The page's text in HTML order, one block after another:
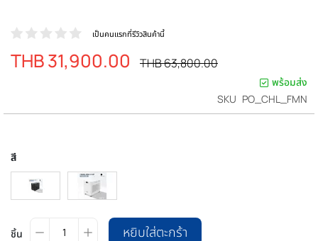
เป็นคนแรกที่รีวิวสินค้านี้
ราคา
THB 31,900.00
ราคา
THB 63,800.00
พร้อมส่ง
SKU PO_CHL_FMN
สี
ชิ้น หยิบใส่ตะกร้า